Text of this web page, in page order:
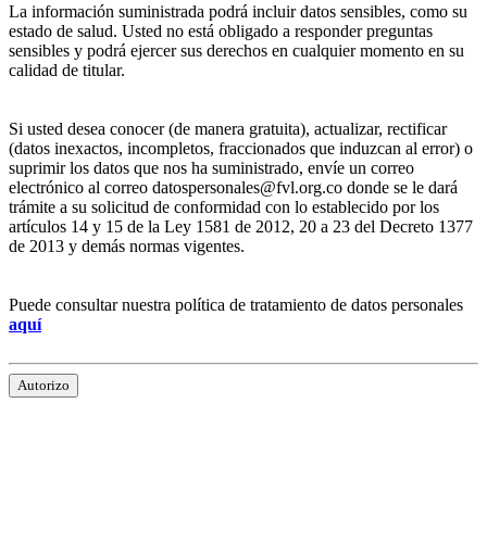
La información suministrada podrá incluir datos sensibles, como su
estado de salud. Usted no está obligado a responder preguntas
sensibles y podrá ejercer sus derechos en cualquier momento en su
calidad de titular.
Si usted desea conocer (de manera gratuita), actualizar, rectificar
(datos inexactos, incompletos, fraccionados que induzcan al error) o
suprimir los datos que nos ha suministrado, envíe un correo
electrónico al correo datospersonales@fvl.org.co donde se le dará
trámite a su solicitud de conformidad con lo establecido por los
artículos 14 y 15 de la Ley 1581 de 2012, 20 a 23 del Decreto 1377
de 2013 y demás normas vigentes.
Puede consultar nuestra política de tratamiento de datos personales
aquí
Autorizo